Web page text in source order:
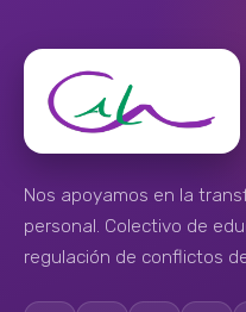
Nos apoyamos en la
personal. Colectivo de
regulación de conflictos